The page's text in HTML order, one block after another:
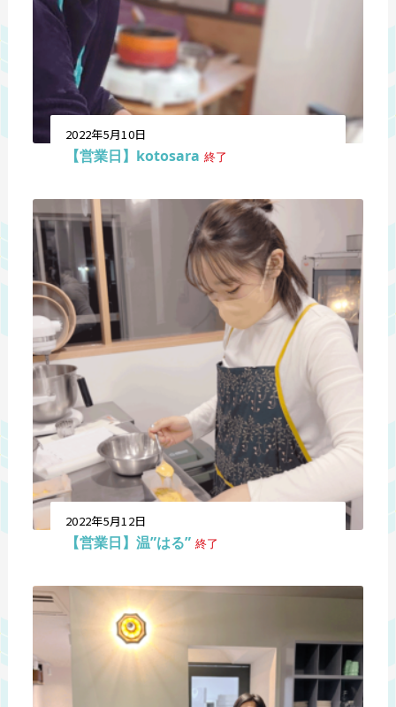
2022年5月10日
【営業日】kotosara 終了
2022年5月12日
【営業日】温”はる” 終了